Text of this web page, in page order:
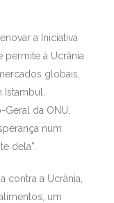
a Iniciativa
permite à Ucrânia
globais,
da ONU,
num
dela”.
contra a Ucrânia,
um